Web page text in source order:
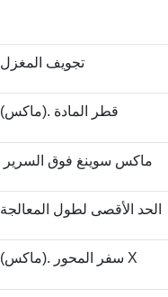
تجويف المغزل
(ماكس). قطر المادة
ماكس سوينغ فوق السرير
الحد الأقصى لطول المعالجة
(ماكس). سفر المحور X